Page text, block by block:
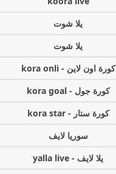
يلا شوت
يلا شوت
كورة اون لاين - kora onli
كورة جول - kora goal
كورة ستار - kora star
سوريا لايف
يلا لايف - yalla live